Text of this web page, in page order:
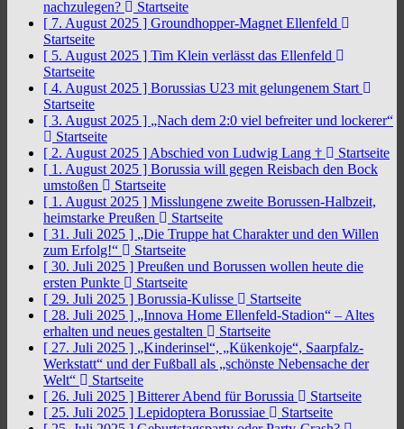
nachzulegen?
Startseite
[ 7. August 2025 ] Groundhopper-Magnet Ellenfeld
Startseite
[ 5. August 2025 ] Tim Klein verlässt das Ellenfeld
Startseite
[ 4. August 2025 ] Borussias U23 mit gelungenem Start
Startseite
[ 3. August 2025 ] „Nach dem 2:0 viel befreiter und lockerer“
Startseite
[ 2. August 2025 ] Abschied von Ludwig Lang †
Startseite
[ 1. August 2025 ] Borussia will gegen Reisbach den Bock
umstoßen
Startseite
[ 1. August 2025 ] Misslungene zweite Borussen-Halbzeit,
heimstarke Preußen
Startseite
[ 31. Juli 2025 ] „Die Truppe hat Charakter und den Willen
zum Erfolg!“
Startseite
[ 30. Juli 2025 ] Preußen und Borussen wollen heute die
ersten Punkte
Startseite
[ 29. Juli 2025 ] Borussia-Kulisse
Startseite
[ 28. Juli 2025 ] „Innova Home Ellenfeld-Stadion“ – Altes
erhalten und neues gestalten
Startseite
[ 27. Juli 2025 ] „Kinderinsel“, „Kükenkoje“, Saarpfalz-
Werkstatt“ und der Fußball als „schönste Nebensache der
Welt“
Startseite
[ 26. Juli 2025 ] Bitterer Abend für Borussia
Startseite
[ 25. Juli 2025 ] Lepidoptera Borussiae
Startseite